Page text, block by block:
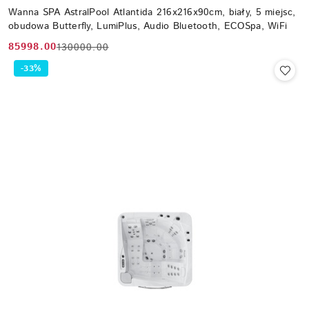
Wanna SPA AstralPool Atlantida 216x216x90cm, biały, 5 miejsc,
obudowa Butterfly, LumiPlus, Audio Bluetooth, ECOSpa, WiFi
Cena
promocyjna:
85998.00
Cena
przed
130000.00
-33%